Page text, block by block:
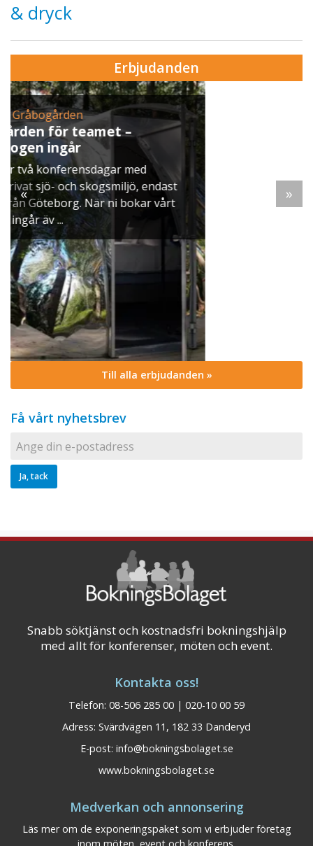
& dryck
Erbjudanden
Erbjudande från Skytteholm Ekerö
Julbord på Ekerö
När vintern lägger sig över Mälaren dukar vi upp
ett klassiskt svenskt julbord i Skyttegården. Här
möts ni av doften av gran, ljus som brinner stilla
och smaker ...
« »
Till alla erbjudanden »
Få vårt nyhetsbrev
Snabb söktjänst och kostnadsfri bokningshjälp
med allt för konferenser, möten och event.
Kontakta oss!
Telefon: 08-506 285 00 | 020-10 00 59
Adress: Svärdvägen 11, 182 33 Danderyd
E-post: info@bokningsbolaget.se
www.bokningsbolaget.se
Medverkan och annonsering
Läs mer om de exponeringspaket som vi erbjuder företag
inom möten, event och konferens.